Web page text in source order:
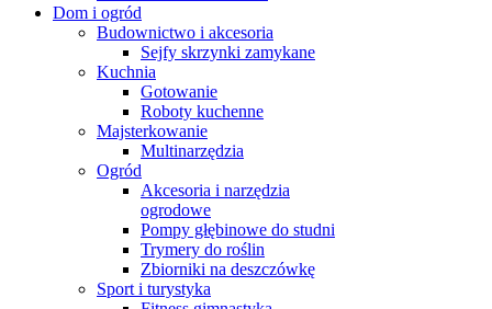
Dom i ogród
Budownictwo i akcesoria
Sejfy skrzynki zamykane
Kuchnia
Gotowanie
Roboty kuchenne
Majsterkowanie
Multinarzędzia
Ogród
Akcesoria i narzędzia
ogrodowe
Pompy głębinowe do studni
Trymery do roślin
Zbiorniki na deszczówkę
Sport i turystyka